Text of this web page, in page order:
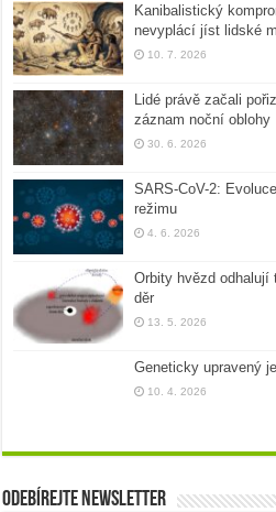
Kanibalistický
nevyplácí jíst lidské
10. 7. 2026
Lidé právě začali
záznam noční oblohy
30. 6. 2026
SARS-CoV-2:
režimu
4. 6. 2026
Orbity hvězd
děr
13. 5. 2026
Geneticky upravený
10. 4. 2026
Odebírejte newsletter